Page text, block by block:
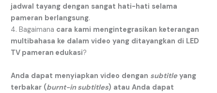
jadwal tayang dengan sangat hati-hati selama
pameran berlangsung.
4. Bagaimana cara kami mengintegrasikan keterangan
multibahasa ke dalam video yang ditayangkan di LED
TV pameran edukasi?
Anda dapat menyiapkan video dengan subtitle yang
terbakar (burnt-in subtitles) atau Anda dapat